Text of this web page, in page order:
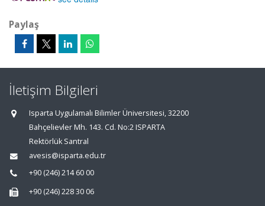
Paylaş
İletişim Bilgileri
Isparta Uygulamalı Bilimler Üniversitesi, 32200
Bahçelievler Mh. 143. Cd. No:2 ISPARTA
Rektörlük Santral
avesis@isparta.edu.tr
+90 (246) 214 60 00
+90 (246) 228 30 06